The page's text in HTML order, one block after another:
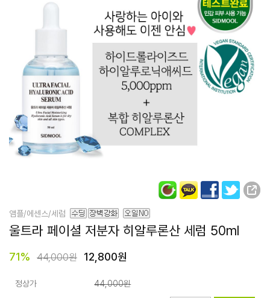
앰플/에센스/세럼
울트라 페이셜 저분자 히알루론산 세럼 50ml
71% 44,000원 12,800원
정상가 44,000원